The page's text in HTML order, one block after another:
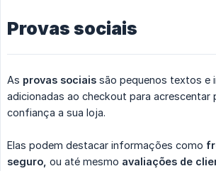
Provas sociais
As provas sociais são pequenos textos e
adicionadas ao checkout para acrescentar
confiança a sua loja.
Elas podem destacar informações como
seguro, ou até mesmo avaliações de